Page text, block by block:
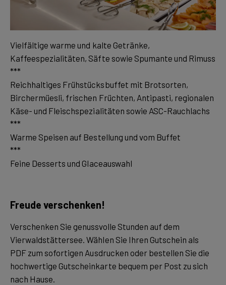
Vielfältige warme und kalte Getränke,
Kaffeespezialitäten, Säfte sowie Spumante und Rimuss
***
Reichhaltiges Frühstücksbuffet mit Brotsorten,
Birchermüesli, frischen Früchten, Antipasti, regionalen
Käse- und Fleischspezialitäten sowie ASC-Rauchlachs
***
Warme Speisen auf Bestellung und vom Buffet
***
Feine Desserts und Glaceauswahl
Freude verschenken!
Verschenken Sie genussvolle Stunden auf dem
Vierwaldstättersee. Wählen Sie Ihren Gutschein als
PDF zum sofortigen Ausdrucken oder bestellen Sie die
hochwertige Gutscheinkarte bequem per Post zu sich
nach Hause.